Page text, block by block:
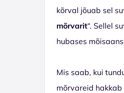
kõrval jõuab sel
mõrvarit“. Sellel
hubases
Mis saab, kui
mõrvareid hakkab